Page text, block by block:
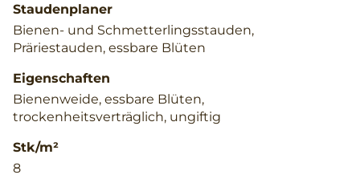
Staudenplaner
Bienen- und Schmetterlingsstauden,
Präriestauden, essbare Blüten
Eigenschaften
Bienenweide, essbare Blüten,
trockenheitsverträglich, ungiftig
Stk/m²
8